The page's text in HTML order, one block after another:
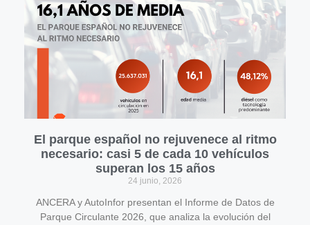
El parque español no rejuvenece al ritmo
necesario: casi 5 de cada 10 vehículos
superan los 15 años
24 junio, 2026
ANCERA y AutoInfor presentan el Informe de Datos de
Parque Circulante 2026, que analiza la evolución del